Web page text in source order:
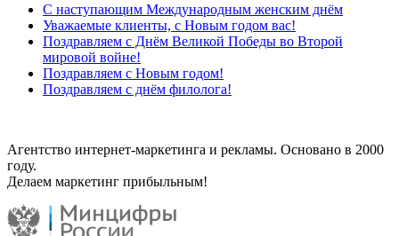
С наступающим Международным женским днём
Уважаемые клиенты, с Новым годом вас!
Поздравляем с Днём Великой Победы во Второй
мировой войне!
Поздравляем с Новым годом!
Поздравляем с днём филолога!
Агентство интернет-маркетинга и рекламы. Основано в 2000
году.
Делаем маркетинг прибыльным!